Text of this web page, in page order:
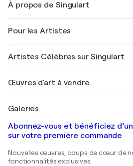
Expédition
Offrir une carte cadeau
Rejoignez notre programme
Mon compte
+33 1 76 44 06 42
À propos de Singulart
FAQ
Magazine Singulart
Emplois
Découvrez une sélection d'art
Pour les Artistes
Se connecter en tant qu'Artiste
Artistes Célèbres sur Singulart
Marc Chagall
Banksy
Mr. Brainwash
Shepard Fairey
Œuvres d'art à vendre
Tableaux abstraits à vendre
Peintures de paysage
Estampes
Peintures acryliques
Galeries
Galeries d'art en France
Galeries d'art en Belgique
Abonnez-vous et bénéficiez
sur votre première commande
Nouvelles œuvres, coups de cœur de
fonctionnalités exclusives.